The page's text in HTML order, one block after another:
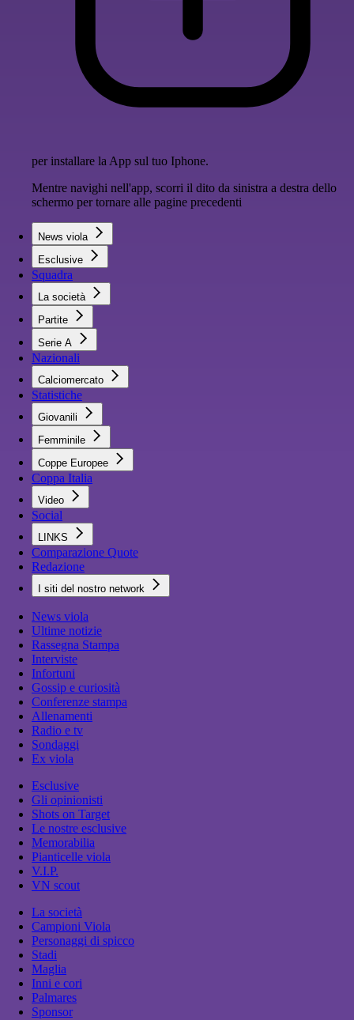
per installare la App sul tuo Iphone.
Mentre navighi nell'app, scorri il dito da sinistra a destra dello
schermo per tornare alle pagine precedenti
News viola
Esclusive
Squadra
La società
Partite
Serie A
Nazionali
Calciomercato
Statistiche
Giovanili
Femminile
Coppe Europee
Coppa Italia
Video
Social
LINKS
Comparazione Quote
Redazione
I siti del nostro network
News viola
Ultime notizie
Rassegna Stampa
Interviste
Infortuni
Gossip e curiosità
Conferenze stampa
Allenamenti
Radio e tv
Sondaggi
Ex viola
Esclusive
Gli opinionisti
Shots on Target
Le nostre esclusive
Memorabilia
Pianticelle viola
V.I.P.
VN scout
La società
Campioni Viola
Personaggi di spicco
Stadi
Maglia
Inni e cori
Palmares
Sponsor